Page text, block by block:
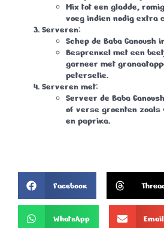
Mix tot een gladde,
voeg indien nodig extra
Serveren:
Schep de Baba Ganoush
Besprenkel met een
garneer met
peterselie.
Serveren met:
Serveer de Baba
of verse groenten zoals
en paprika.
Facebook
WhatsApp Email